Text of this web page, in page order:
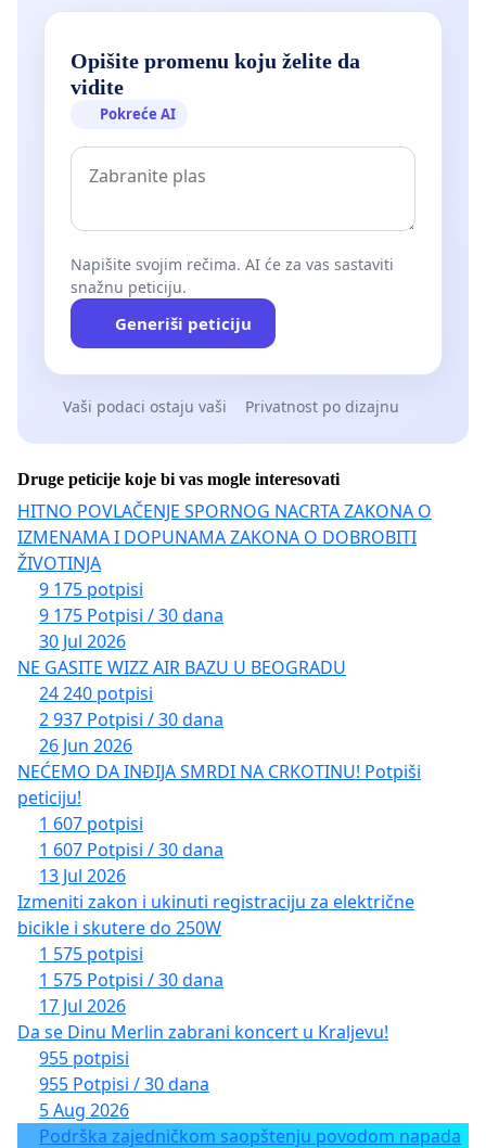
Opišite promenu koju želite da
vidite
Pokreće AI
Napišite svojim rečima. AI će za vas sastaviti
snažnu peticiju.
Generiši peticiju
Vaši podaci ostaju vaši Privatnost po dizajnu
Druge peticije koje bi vas mogle interesovati
HITNO POVLAČENJE SPORNOG NACRTA ZAKONA O
IZMENAMA I DOPUNAMA ZAKONA O DOBROBITI
ŽIVOTINJA
9 175 potpisi
9 175 Potpisi / 30 dana
30 Jul 2026
NE GASITE WIZZ AIR BAZU U BEOGRADU
24 240 potpisi
2 937 Potpisi / 30 dana
26 Jun 2026
NEĆEMO DA INĐIJA SMRDI NA CRKOTINU! Potpiši
peticiju!
1 607 potpisi
1 607 Potpisi / 30 dana
13 Jul 2026
Izmeniti zakon i ukinuti registraciju za električne
bicikle i skutere do 250W
1 575 potpisi
1 575 Potpisi / 30 dana
17 Jul 2026
Da se Dinu Merlin zabrani koncert u Kraljevu!
955 potpisi
955 Potpisi / 30 dana
5 Aug 2026
Podrška zajedničkom saopštenju povodom napada